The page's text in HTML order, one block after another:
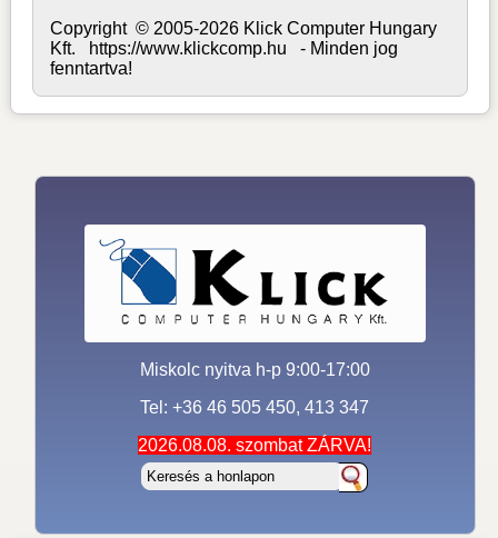
Copyright © 2005-2026 Klick Computer Hungary
Kft. https://www.klickcomp.hu - Minden jog
fenntartva!
Miskolc nyitva h-p 9:00-17:00
Tel: +36 46 505 450, 413 347
2026.08.08. szombat ZÁRVA!